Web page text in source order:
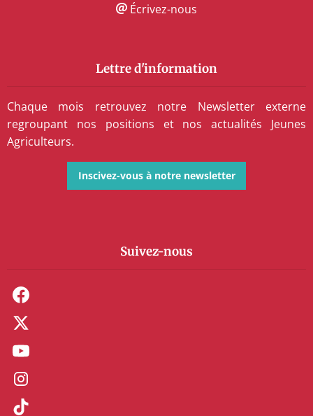
Écrivez-nous
Lettre d'information
Chaque mois retrouvez notre Newsletter externe
regroupant nos positions et nos actualités Jeunes
Agriculteurs.
Inscivez-vous à notre newsletter
Suivez-nous